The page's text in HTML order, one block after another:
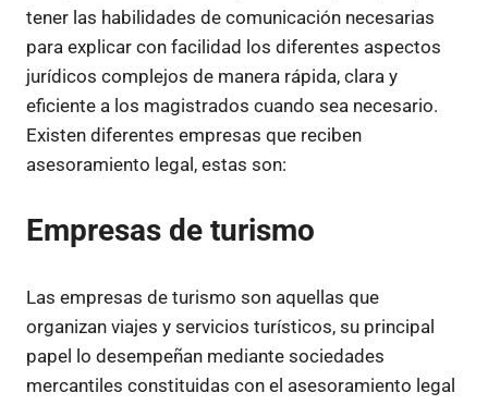
tener las habilidades de comunicación necesarias
para explicar con facilidad los diferentes aspectos
jurídicos complejos de manera rápida, clara y
eficiente a los magistrados cuando sea necesario.
Existen diferentes empresas que reciben
asesoramiento legal, estas son:
Empresas de turismo
Las empresas de turismo son aquellas que
organizan viajes y servicios turísticos, su principal
papel lo desempeñan mediante sociedades
mercantiles constituidas con el asesoramiento legal